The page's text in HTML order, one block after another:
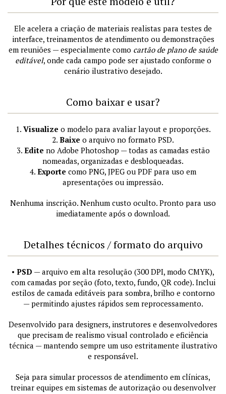
Ele acelera a criação de materiais realistas para testes de
interface, treinamentos de atendimento ou demonstrações
em reuniões — especialmente como cartão de plano de saúde
editável, onde cada campo pode ser ajustado conforme o
cenário ilustrativo desejado.
Como baixar e usar?
1. Visualize o modelo para avaliar layout e proporções.
2. Baixe o arquivo no formato PSD.
3. Edite no Adobe Photoshop — todas as camadas estão
nomeadas, organizadas e desbloqueadas.
4. Exporte como PNG, JPEG ou PDF para uso em
apresentações ou impressão.
Nenhuma inscrição. Nenhum custo oculto. Pronto para uso
imediatamente após o download.
Detalhes técnicos / formato do arquivo
• PSD — arquivo em alta resolução (300 DPI, modo CMYK),
com camadas por seção (foto, texto, fundo, QR code). Inclui
estilos de camada editáveis para sombra, brilho e contorno
— permitindo ajustes rápidos sem reprocessamento.
Desenvolvido para designers, instrutores e desenvolvedores
que precisam de realismo visual controlado e eficiência
técnica — mantendo sempre um uso estritamente ilustrativo
e responsável.
Seja para simular processos de atendimento em clínicas,
treinar equipes em sistemas de autorização ou desenvolver